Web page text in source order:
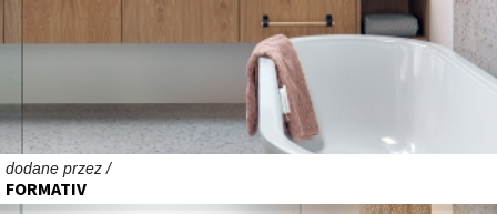
dodane przez /
FORMATIV